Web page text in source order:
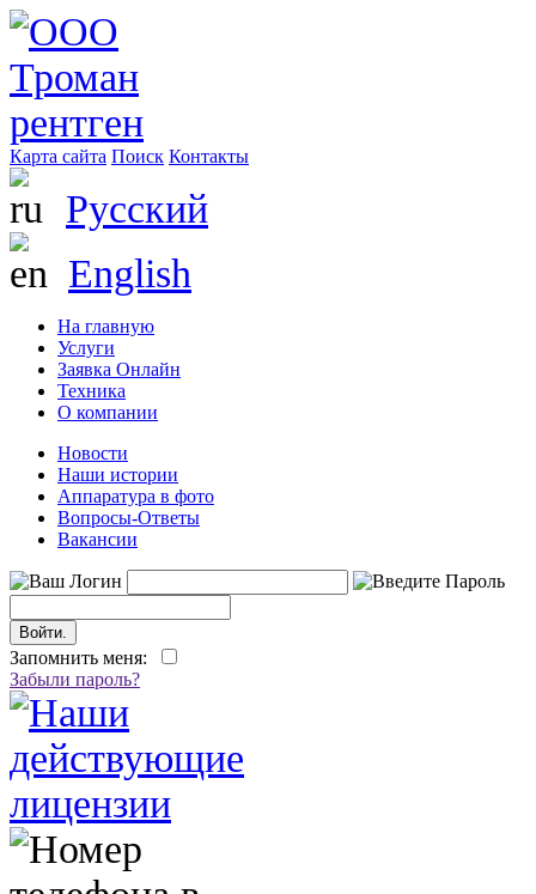
Карта сайта Поиск Контакты
Русский
English
На главную
Услуги
Заявка Онлайн
Техника
О компании
Новости
Наши истории
Аппаратура в фото
Вопросы-Ответы
Вакансии
Запомнить меня:
Забыли пароль?